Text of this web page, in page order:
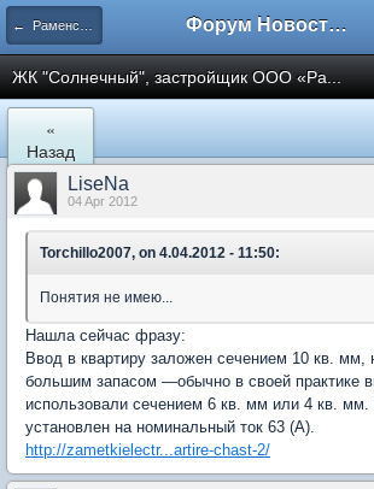
← Раменское Форум Новостройки
ЖК "Солнечный", застройщик ООО «Ра...
«
Назад
LiseNa
04 Apr 2012
Torchillo2007, on 4.04.2012 - 11:50:
Понятия не имею...
Нашла сейчас фразу:
Ввод в квартиру заложен сечением 10 кв. мм,
большим запасом —обычно в своей практике
использовали сечением 6 кв. мм или 4 кв. мм.
установлен на номинальный ток 63 (А).
http://zametkielectr...artire-chast-2/